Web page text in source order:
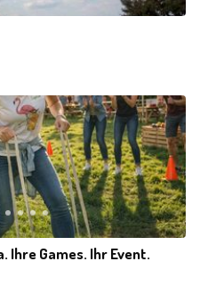
Ihre Games. Ihr Event.